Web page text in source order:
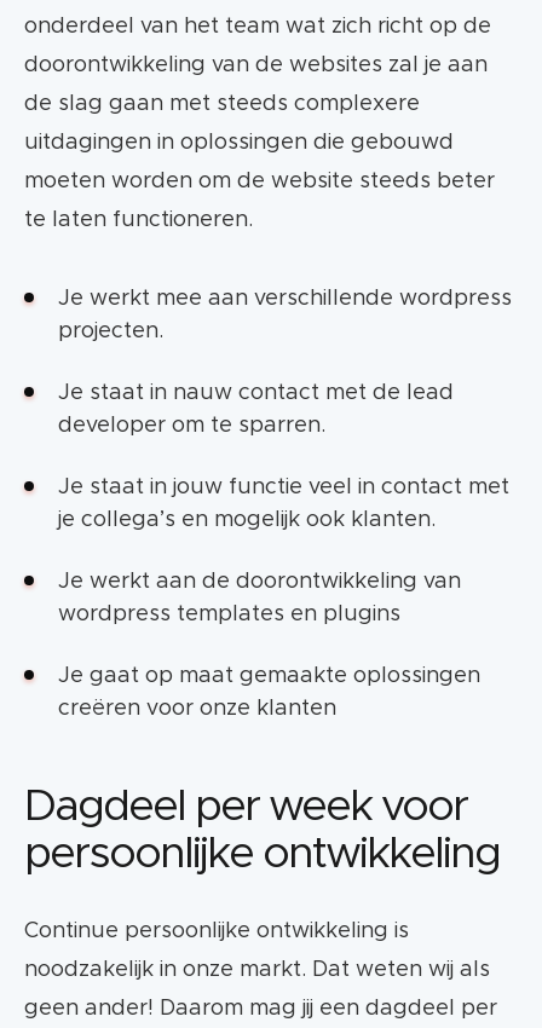
onderdeel van het team wat zich richt op de
doorontwikkeling van de websites zal je aan
de slag gaan met steeds complexere
uitdagingen in oplossingen die gebouwd
moeten worden om de website steeds beter
te laten functioneren.
Je werkt mee aan verschillende wordpress
projecten.
Je staat in nauw contact met de lead
developer om te sparren.
Je staat in jouw functie veel in contact met
je collega’s en mogelijk ook klanten.
Je werkt aan de doorontwikkeling van
wordpress templates en plugins
Je gaat op maat gemaakte oplossingen
creëren voor onze klanten
Dagdeel per week voor
persoonlijke ontwikkeling
Continue persoonlijke ontwikkeling is
noodzakelijk in onze markt. Dat weten wij als
geen ander! Daarom mag jij een dagdeel per